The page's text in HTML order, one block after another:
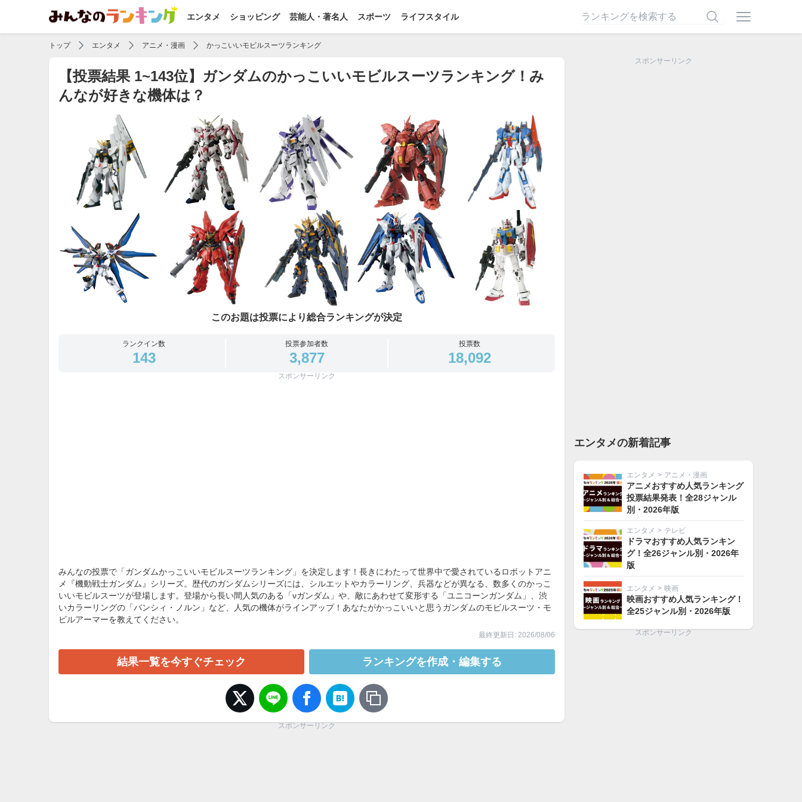
エンタメ ショッピング 芸能人・著名人 スポーツ ライフスタイル
トップ エンタメ アニメ・漫画 かっこいいモビルスーツランキング
【投票結果 1~143位】ガンダムのかっこいいモビルスーツランキング！み
んなが好きな機体は？
このお題は投票により総合ランキングが決定
ランクイン数
143
投票参加者数
3,877
投票数
18,092
スポンサーリンク
みんなの投票で「ガンダムかっこいいモビルスーツランキング」を決定します！長きにわたって世界中で愛されているロボットアニ
メ『機動戦士ガンダム』シリーズ。歴代のガンダムシリーズには、シルエットやカラーリング、兵器などが異なる、数多くのかっこ
いいモビルスーツが登場します。登場から長い間人気のある「νガンダム」や、敵にあわせて変形する「ユニコーンガンダム」、渋
いカラーリングの「バンシィ・ノルン」など、人気の機体がラインアップ！あなたがかっこいいと思うガンダムのモビルスーツ・モ
ビルアーマーを教えてください。
最終更新日: 2026/08/06
結果一覧を今すぐチェック ランキングを作成・編集する
スポンサーリンク
スポンサーリンク
エンタメの新着記事
エンタメ > アニメ・漫画
アニメおすすめ人気ランキング
投票結果発表！全28ジャンル
別・2026年版
エンタメ > テレビ
ドラマおすすめ人気ランキン
グ！全26ジャンル別・2026年
版
エンタメ > 映画
映画おすすめ人気ランキング！
全25ジャンル別・2026年版
スポンサーリンク